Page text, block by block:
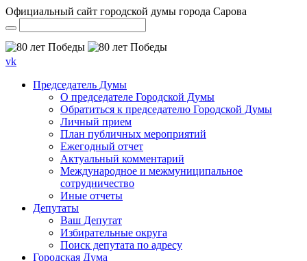
Официальный сайт городской думы города Сарова
vk
Председатель Думы
О председателе Городской Думы
Обратиться к председателю Городской Думы
Личный прием
План публичных мероприятий
Ежегодный отчет
Актуальный комментарий
Международное и межмуниципальное
сотрудничество
Иные отчеты
Депутаты
Ваш Депутат
Избирательные округа
Поиск депутата по адресу
Городская Дума